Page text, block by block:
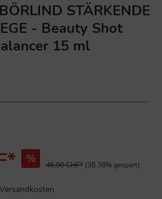
STÄRKENDE
- Beauty Shot
15 ml
% 46,90 CHF* (38.38% gespart)